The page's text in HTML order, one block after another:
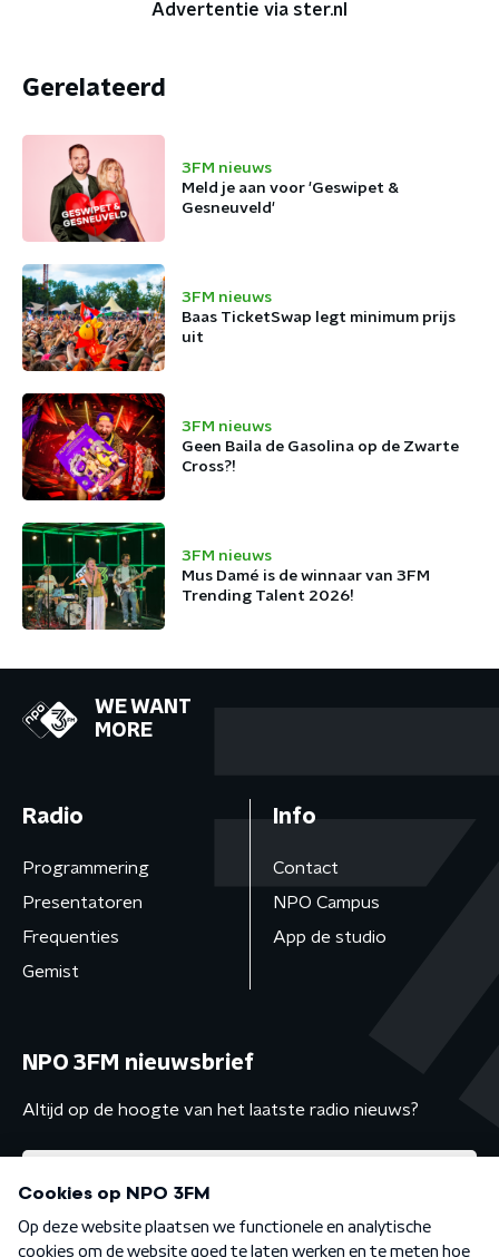
Advertentie via ster.nl
Gerelateerd
3FM nieuws
Meld je aan voor 'Geswipet &
Gesneuveld'
3FM nieuws
Baas TicketSwap legt minimum prijs
uit
3FM nieuws
Geen Baila de Gasolina op de Zwarte
Cross?!
3FM nieuws
Mus Damé is de winnaar van 3FM
Trending Talent 2026!
WE WANT
MORE
Radio
Programmering
Presentatoren
Frequenties
Gemist
Info
Contact
NPO Campus
App de studio
NPO 3FM nieuwsbrief
Altijd op de hoogte van het laatste radio nieuws?